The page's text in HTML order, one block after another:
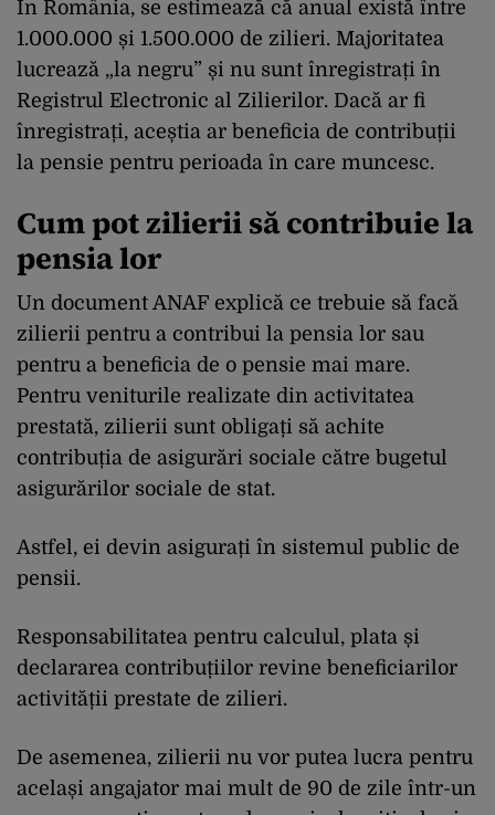
În România, se estimează că anual există între
1.000.000 și 1.500.000 de zilieri. Majoritatea
lucrează „la negru” și nu sunt înregistrați în
Registrul Electronic al Zilierilor. Dacă ar fi
înregistrați, aceștia ar beneficia de contribuții
la pensie pentru perioada în care muncesc.
Cum pot zilierii să contribuie la
pensia lor
Un document ANAF explică ce trebuie să facă
zilierii pentru a contribui la pensia lor sau
pentru a beneficia de o pensie mai mare.
Pentru veniturile realizate din activitatea
prestată, zilierii sunt obligați să achite
contribuția de asigurări sociale către bugetul
asigurărilor sociale de stat.
Astfel, ei devin asigurați în sistemul public de
pensii.
Responsabilitatea pentru calculul, plata și
declararea contribuțiilor revine beneficiarilor
activității prestate de zilieri.
De asemenea, zilierii nu vor putea lucra pentru
același angajator mai mult de 90 de zile într-un